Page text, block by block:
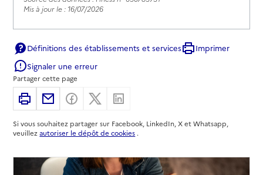
Mis à jour le : 16/07/2026
Définitions des établissements et services
Imprimer
Signaler une erreur
Partager cette page
ImprimerPartager par email
Partager sur Facebook
Partager sur X
Si vous souhaitez partager sur Facebook, LinkedIn, X et Whatsapp,
veuillezautoriser le dépôt de cookies .